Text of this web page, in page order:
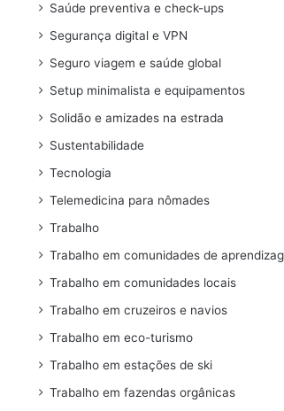
Saúde preventiva e check-ups
Segurança digital e VPN
Seguro viagem e saúde global
Setup minimalista e equipamentos
Solidão e amizades na estrada
Sustentabilidade
Tecnologia
Telemedicina para nômades
Trabalho
Trabalho em comunidades de
Trabalho em comunidades locais
Trabalho em cruzeiros e navios
Trabalho em eco-turismo
Trabalho em estações de ski
Trabalho em fazendas orgânicas